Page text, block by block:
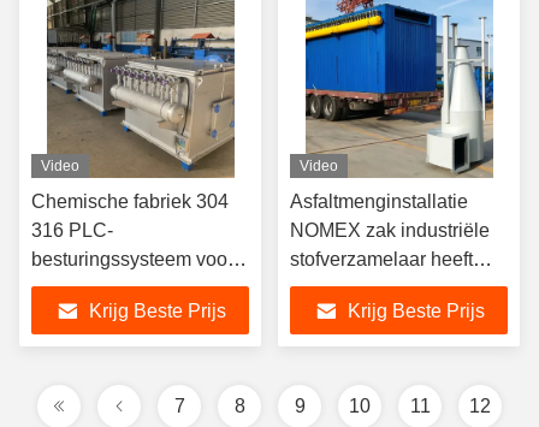
Video
Chemische fabriek 304
316 PLC-
besturingssysteem voor
stofverzamelaar van
roestvrij staalKrijg Beste Prijs
Video
Asfaltmenginstallatie
NOMEX zak industriële
stofverzamelaar heeft
een groot luchtvolume en
een goed effect
Krijg Beste Prijs
7 8 9 10 11 12